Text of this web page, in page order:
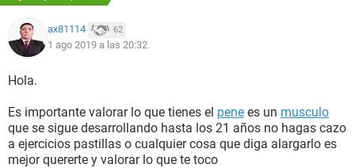
ax81114 62
1 ago 2019 a las 20:32
Hola.
Es importante valorar lo que tienes el pene es un musculo
que se sigue desarrollando hasta los 21 años no hagas cazo
a ejercicios pastillas o cualquier cosa que diga alargarlo es
mejor quererte y valorar lo que te toco